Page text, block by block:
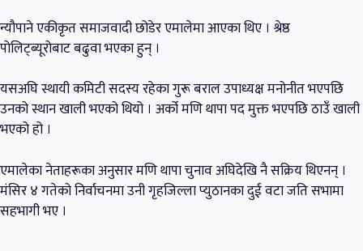
न्यौपाने एकीकृत समाजवादी छोडेर एमालेमा आएका थिए । श्रेष्ठ
पोलिट्ब्यूरोबाट बढुवा भएका हुन् ।
यसअघि स्थायी कमिटी सदस्य रहेका गुरू बराल उपाध्यक्ष मनोनीत भएपछि
उनको स्थान खाली भएको थियो । अर्को मणि थापा पद मुक्त भएपछि ठाउँ खाली
भएको हो ।
एमालेका नेताहरूका अनुसार मणि थापा चुनाव अघिदेखि नै सक्रिय थिएनन् ।
मंसिर ४ गतेको निर्वाचनमा उनी गृहजिल्ला प्युठानका दुई वटा जति सभामा
सहभागी भए ।